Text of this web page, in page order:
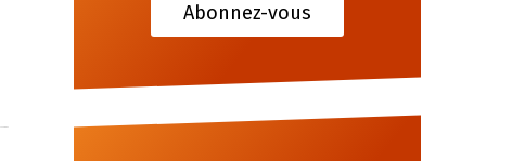
Abonnez-vous